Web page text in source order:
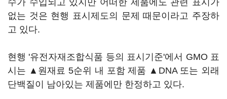
수가 수입되고 있지만 어떠한 제품에도 관련 표시가
없는 것은 현행 표시제도의 문제 때문이라고 주장하
고 있다.
현행 '유전자재조합식품 등의 표시기준'에서 GMO 표
시는 ▲원재료 5순위 내 포함 제품 ▲DNA 또는 외래
단백질이 남아있는 제품에만 한정하고 있다.